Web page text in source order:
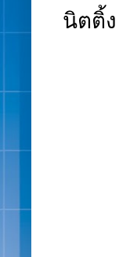
นิตติ้